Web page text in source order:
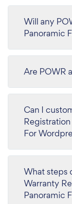
Will any
Panoramic
Are POWR
Can I
For
What steps
Warranty
Panoramic